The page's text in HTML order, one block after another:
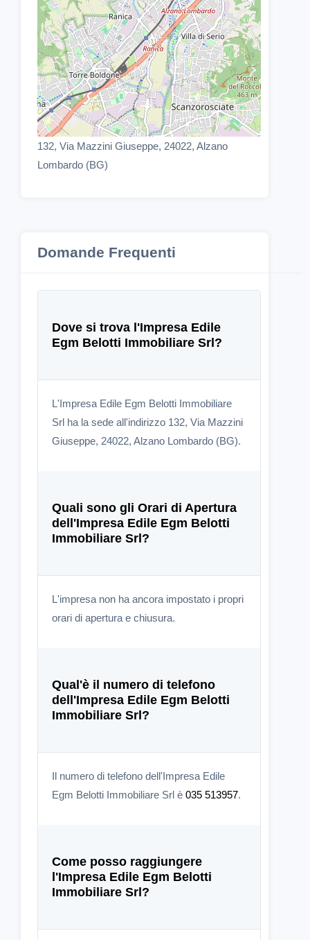
132, Via Mazzini Giuseppe, 24022, Alzano
Lombardo (BG)
Domande Frequenti
Dove si trova l'Impresa Edile
Egm Belotti Immobiliare Srl?
L'Impresa Edile Egm Belotti Immobiliare
Srl ha la sede all'indirizzo 132, Via Mazzini
Giuseppe, 24022, Alzano Lombardo (BG).
Quali sono gli Orari di Apertura
dell'Impresa Edile Egm Belotti
Immobiliare Srl?
L'impresa non ha ancora impostato i propri
orari di apertura e chiusura.
Qual'è il numero di telefono
dell'Impresa Edile Egm Belotti
Immobiliare Srl?
Il numero di telefono dell'Impresa Edile
Egm Belotti Immobiliare Srl è 035 513957.
Come posso raggiungere
l'Impresa Edile Egm Belotti
Immobiliare Srl?